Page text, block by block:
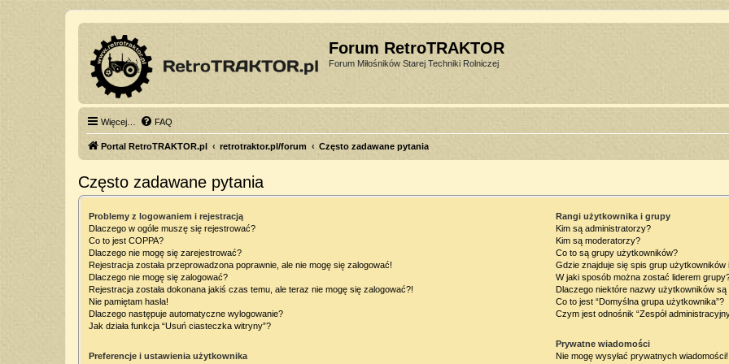
Forum RetroTRAKTOR
Forum Miłośników Starej Techniki Rolniczej
Więcej… FAQ
Portal RetroTRAKTOR.pl retrotraktor.pl/forum Często zadawane pytania
Często zadawane pytania
Problemy z logowaniem i rejestracją
Dlaczego w ogóle muszę się rejestrować?
Co to jest COPPA?
Dlaczego nie mogę się zarejestrować?
Rejestracja została przeprowadzona poprawnie, ale nie mogę się zalogować!
Dlaczego nie mogę się zalogować?
Rejestracja została dokonana jakiś czas temu, ale teraz nie mogę się zalogować?!
Nie pamiętam hasła!
Dlaczego następuje automatyczne wylogowanie?
Jak działa funkcja “Usuń ciasteczka witryny”?
Preferencje i ustawienia użytkownika
Rangi użytkownika i grupy
Kim są administratorzy?
Kim są moderatorzy?
Co to są grupy użytkowników?
Gdzie znajduje się spis grup użytkowników
W jaki sposób można zostać liderem
Dlaczego niektóre nazwy użytkowników
Co to jest “Domyślna grupa użytkownika”?
Czym jest odnośnik “Zespół
Prywatne wiadomości
Nie mogę wysyłać prywatnych wiadomości!